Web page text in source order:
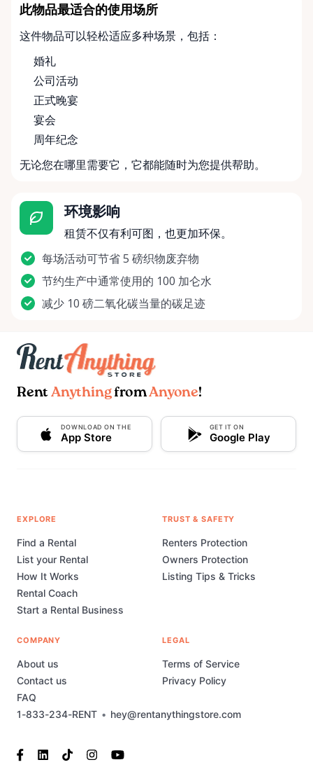
此物品最适合的使用场所
这件物品可以轻松适应多种场景，包括：
婚礼
公司活动
正式晚宴
宴会
周年纪念
无论您在哪里需要它，它都能随时为您提供帮助。
环境影响
租赁不仅有利可图，也更加环保。
每场活动可节省 5 磅织物废弃物
节约生产中通常使用的 100 加仑水
减少 10 磅二氧化碳当量的碳足迹
Rent AnythingfromAnyone!
DOWNLOAD ON THE
App Store
GET IT ON
Google Play
1-833-234-RENT • hey@rentanythingstore.com
EXPLORE
Find a Rental
List your Rental
How It Works
Rental Coach
Start a Rental Business
TRUST & SAFETY
Renters Protection
Owners Protection
Listing Tips & Tricks
COMPANY
About us
Contact us
FAQ
LEGAL
Terms of Service
Privacy Policy